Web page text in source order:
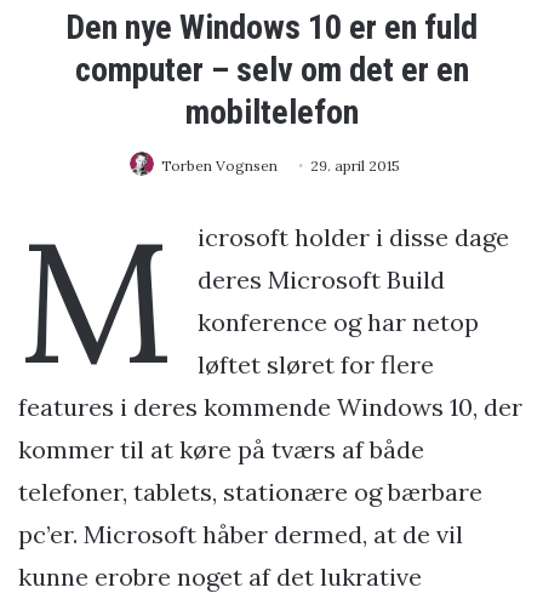
Den nye Windows 10 er en fuld
computer – selv om det er en
mobiltelefon
Torben Vognsen 29. april 2015
M
icrosoft holder i disse dage
deres Microsoft Build
konference og har netop
løftet sløret for flere
features i deres kommende Windows 10, der
kommer til at køre på tværs af både
telefoner, tablets, stationære og bærbare
pc’er. Microsoft håber dermed, at de vil
kunne erobre noget af det lukrative